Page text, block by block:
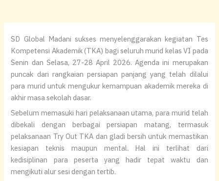
SD Global Madani sukses menyelenggarakan kegiatan Tes
Kompetensi Akademik (TKA) bagi seluruh murid kelas VI pada
Senin dan Selasa, 27-28 April 2026. Agenda ini merupakan
puncak dari rangkaian persiapan panjang yang telah dilalui
para murid untuk mengukur kemampuan akademik mereka di
akhir masa sekolah dasar.
Sebelum memasuki hari pelaksanaan utama, para murid telah
dibekali dengan berbagai persiapan matang, termasuk
pelaksanaan Try Out TKA dan gladi bersih untuk memastikan
kesiapan teknis maupun mental. Hal ini terlihat dari
kedisiplinan para peserta yang hadir tepat waktu dan
mengikuti alur sesi dengan tertib.